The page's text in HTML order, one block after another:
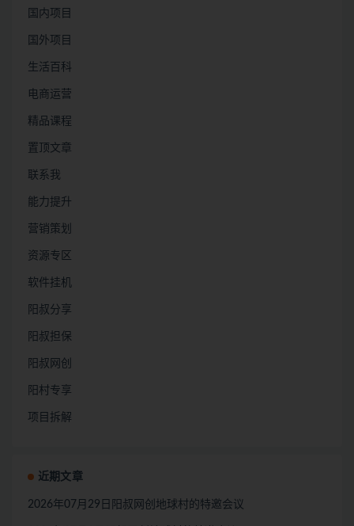
国内项目
国外项目
生活百科
电商运营
精品课程
置顶文章
联系我
能力提升
营销策划
资源专区
软件挂机
阳叔分享
阳叔担保
阳叔网创
阳村专享
项目拆解
近期文章
2026年07月29日阳叔网创地球村的特邀会议